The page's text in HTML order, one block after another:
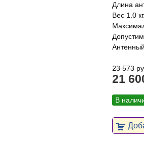
Длина
Вес 1.0 кг.
23 573
21
В